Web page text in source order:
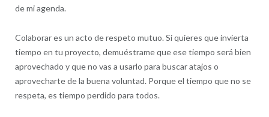
de mi agenda.
Colaborar es un acto de respeto mutuo. Si quieres que invierta
tiempo en tu proyecto, demuéstrame que ese tiempo será bien
aprovechado y que no vas a usarlo para buscar atajos o
aprovecharte de la buena voluntad. Porque el tiempo que no se
respeta, es tiempo perdido para todos.